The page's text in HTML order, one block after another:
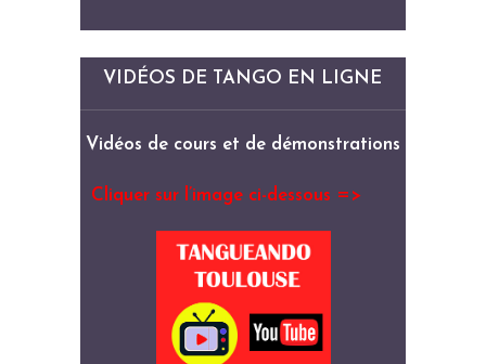
VIDÉOS DE TANGO EN LIGNE
Vidéos de cours et de démonstrations
Cliquer sur l’image ci-dessous =>